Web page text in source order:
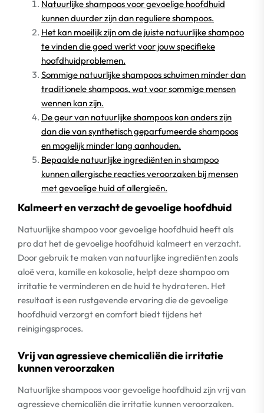
Natuurlijke shampoos voor gevoelige hoofdhuid
kunnen duurder zijn dan reguliere shampoos.
Het kan moeilijk zijn om de juiste natuurlijke shampoo
te vinden die goed werkt voor jouw specifieke
hoofdhuidproblemen.
Sommige natuurlijke shampoos schuimen minder dan
traditionele shampoos, wat voor sommige mensen
wennen kan zijn.
De geur van natuurlijke shampoos kan anders zijn
dan die van synthetisch geparfumeerde shampoos
en mogelijk minder lang aanhouden.
Bepaalde natuurlijke ingrediënten in shampoo
kunnen allergische reacties veroorzaken bij mensen
met gevoelige huid of allergieën.
Kalmeert en verzacht de gevoelige hoofdhuid
Natuurlijke shampoo voor gevoelige hoofdhuid heeft als
pro dat het de gevoelige hoofdhuid kalmeert en verzacht.
Door gebruik te maken van natuurlijke ingrediënten zoals
aloë vera, kamille en kokosolie, helpt deze shampoo om
irritatie te verminderen en de huid te hydrateren. Het
resultaat is een rustgevende ervaring die de gevoelige
hoofdhuid verzorgt en comfort biedt tijdens het
reinigingsproces.
Vrij van agressieve chemicaliën die irritatie
kunnen veroorzaken
Natuurlijke shampoos voor gevoelige hoofdhuid zijn vrij van
agressieve chemicaliën die irritatie kunnen veroorzaken.